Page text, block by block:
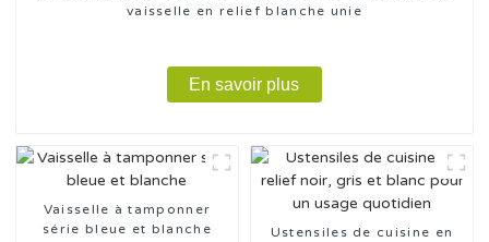
vaisselle en relief blanche unie
En savoir plus
Vaisselle à tamponner
série bleue et blanche
Ustensiles de cuisine en